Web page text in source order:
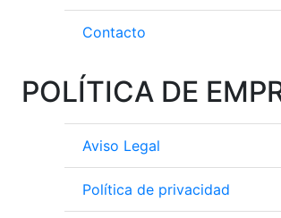
Contacto
POLÍTICA DE
Aviso Legal
Política de privacidad